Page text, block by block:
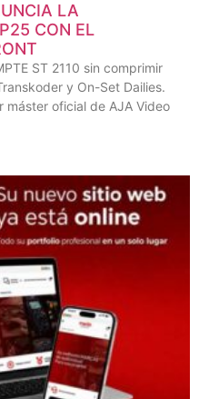
LA
CON EL
ST 2110 sin comprimir
y On-Set Dailies.
máster oficial de AJA Video